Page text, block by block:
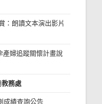
：朗讀文本演出影片
產婦追蹤關懷計畫說
教務處
成績查詢公告